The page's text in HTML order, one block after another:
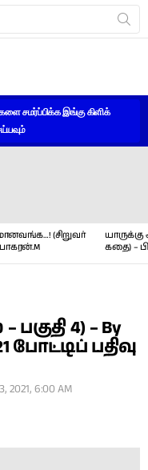
சமர்ப்பிக்க இங்கு கிளிக்
(சிறுவர்
யாருக்கு
கதை) –
4) – By
போட்டிப் பதிவு
2021, 6:00 AM